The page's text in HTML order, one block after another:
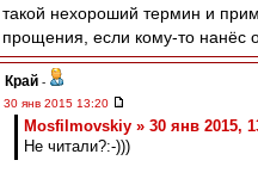
такой нехороший термин и
прощения, если кому-то нанёс
Край -
30 янв 2015 13:20
Mosfilmovskiy » 30 янв 2015,
Не читали?:-)))